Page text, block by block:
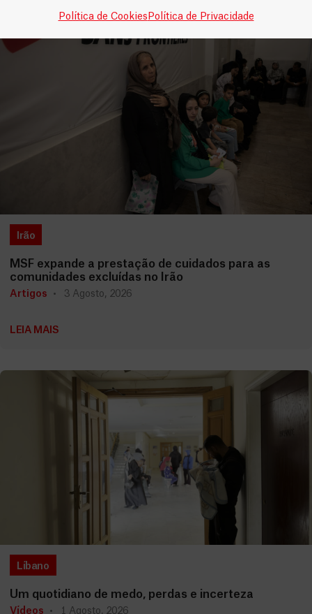
Política de Cookies Política de Privacidade
Irão
MSF expande a prestação de cuidados para as
comunidades excluídas no Irão
Artigos 3 Agosto, 2026
LEIA MAIS
Líbano
Um quotidiano de medo, perdas e incerteza
Vídeos 1 Agosto, 2026